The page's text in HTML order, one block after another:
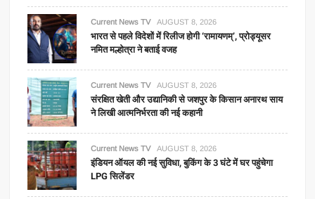
Current News TV AUGUST 8, 2026
भारत से पहले विदेशों में रिलीज होगी ‘रामायणम्’, प्रोड्यूसर
नमित मल्होत्रा ने बताई वजह
Current News TV AUGUST 8, 2026
संरक्षित खेती और उद्यानिकी से जशपुर के किसान अनारथ साय
ने लिखी आत्मनिर्भरता की नई कहानी
Current News TV AUGUST 8, 2026
इंडियन ऑयल की नई सुविधा, बुकिंग के 3 घंटे में घर पहुंचेगा
LPG सिलेंडर